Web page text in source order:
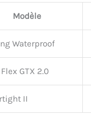
Modèle
Waterproof
GTX 2.0
II